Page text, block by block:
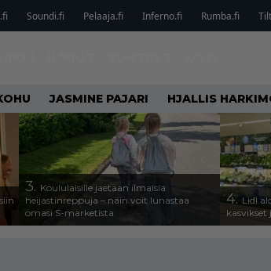
Soundi.fi Pelaaja.fi Inferno.fi Rumba.fi
JASMINE PAJARI HJALLIS
3. Koululaisille jaetaan ilmaisia
heijastinreppuja – näin voit lunastaa
omasi S-marketista
4. Lidl
kasvikset